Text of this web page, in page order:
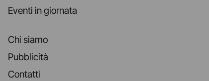
Eventi in giornata
Chi siamo
Pubblicità
Contatti